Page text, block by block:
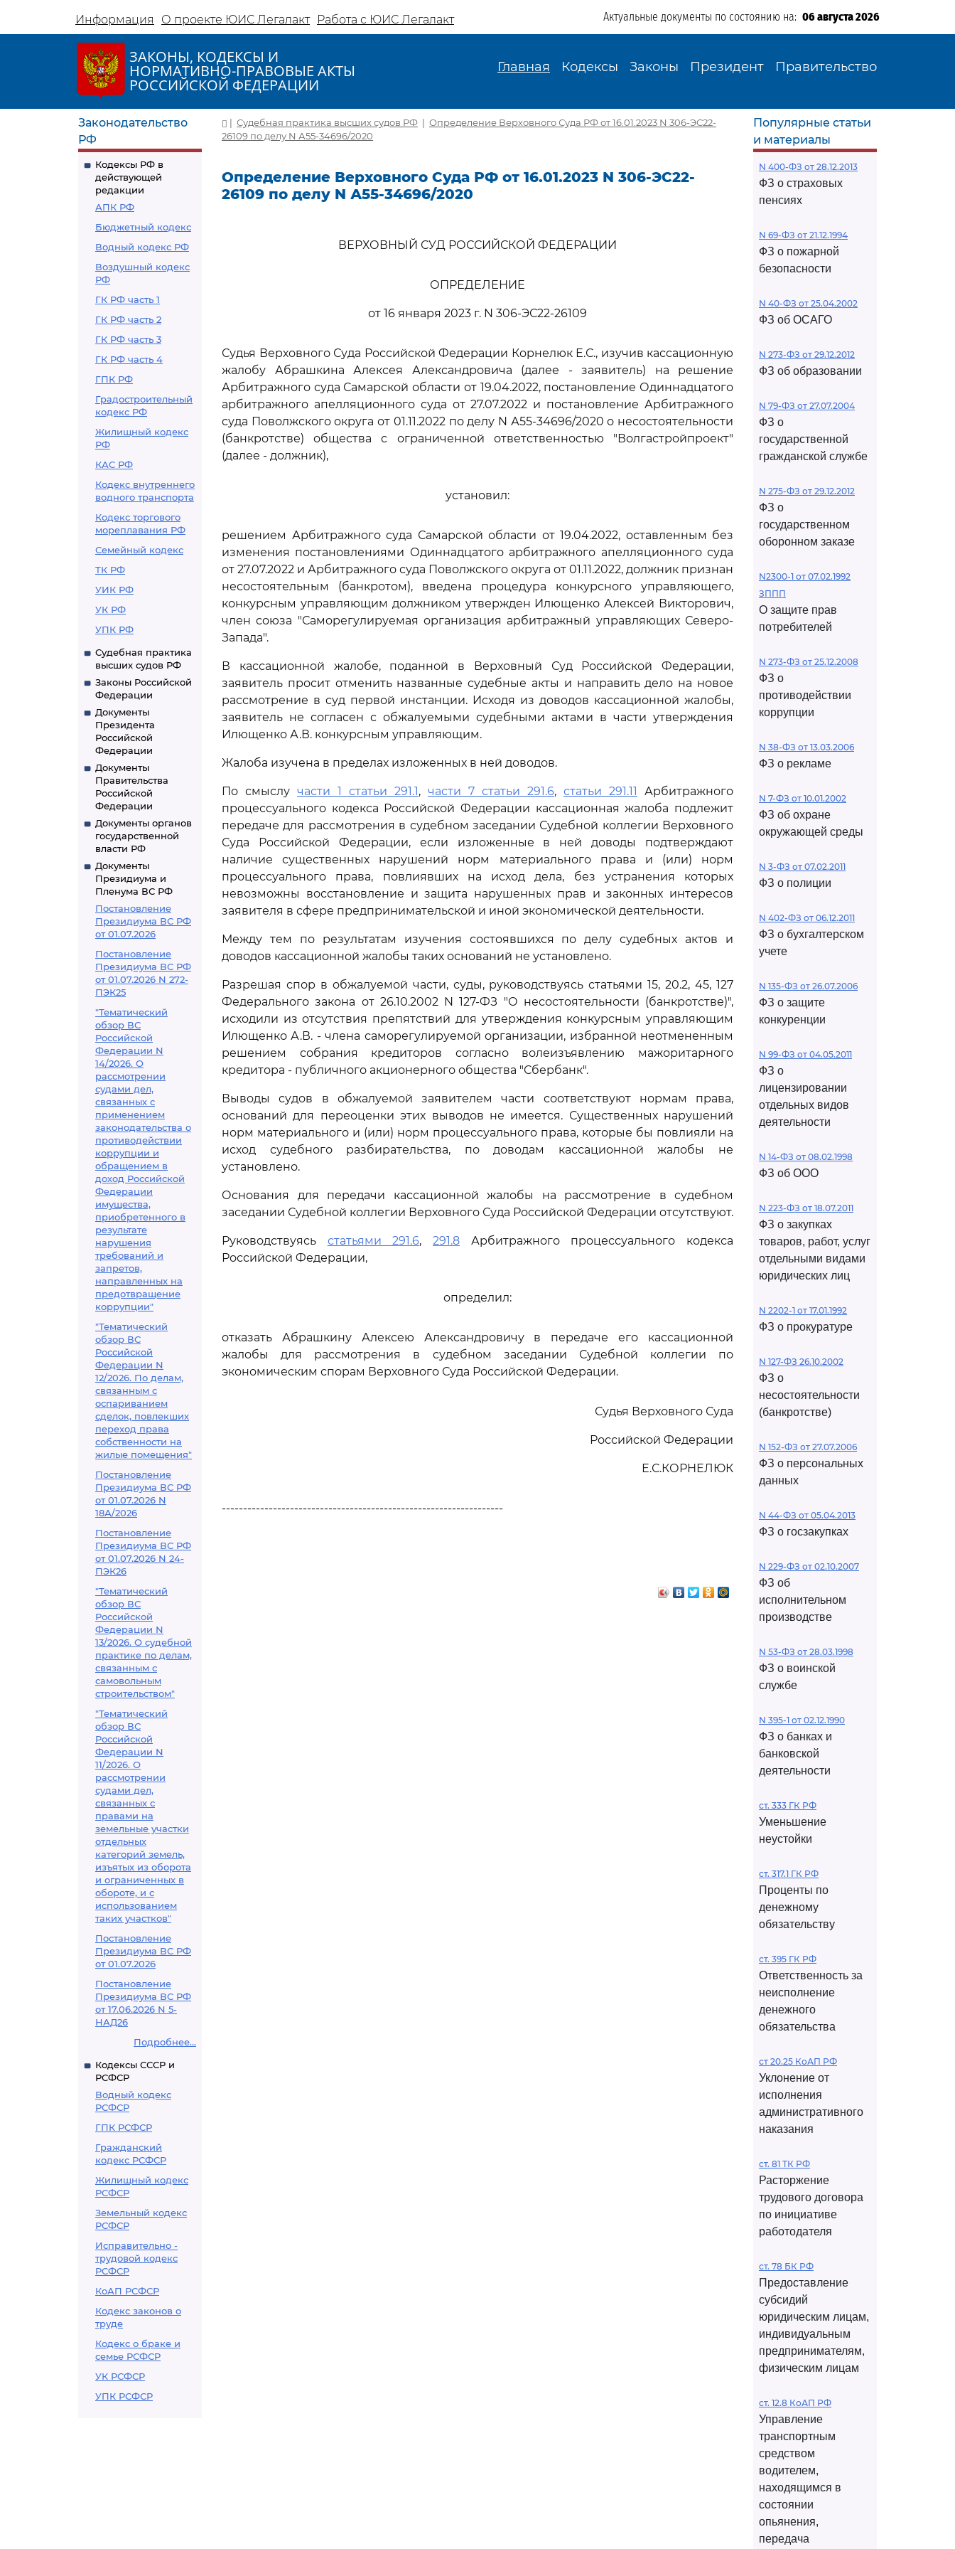
Информация О проекте ЮИС Легалакт Работа с ЮИС Легалакт Актуальные документы по состоянию на: 06 августа 2026
ЗАКОНЫ, КОДЕКСЫ И
НОРМАТИВНО-ПРАВОВЫЕ АКТЫ
РОССИЙСКОЙ ФЕДЕРАЦИИ
Главная Кодексы Законы Президент Правительство
Законодательство
РФ
Кодексы РФ в
действующей
редакции
АПК РФ
Бюджетный кодекс
Водный кодекс РФ
Воздушный кодекс
РФ
ГК РФ часть 1
ГК РФ часть 2
ГК РФ часть 3
ГК РФ часть 4
ГПК РФ
Градостроительный
кодекс РФ
Жилищный кодекс
РФ
КАС РФ
Кодекс внутреннего
водного транспорта
Кодекс торгового
мореплавания РФ
Семейный кодекс
ТК РФ
УИК РФ
УК РФ
УПК РФ
Судебная практика
высших судов РФ
Законы Российской
Федерации
Документы
Президента
Российской
Федерации
Документы
Правительства
Российской
Федерации
Документы органов
государственной
власти РФ
Документы
Президиума и
Пленума ВС РФ
Постановление
Президиума ВС РФ
от 01.07.2026
Постановление
Президиума ВС РФ
от 01.07.2026 N 272-
ПЭК25
"Тематический
обзор ВС
Российской
Федерации N
14/2026. О
рассмотрении
судами дел,
связанных с
применением
законодательства о
противодействии
коррупции и
обращением в
доход Российской
Федерации
имущества,
приобретенного в
результате
нарушения
требований и
запретов,
направленных на
предотвращение
коррупции"
"Тематический
обзор ВС
Российской
Федерации N
12/2026. По делам,
связанным с
оспариванием
сделок, повлекших
переход права
собственности на
жилые помещения"
Постановление
Президиума ВС РФ
от 01.07.2026 N
18А/2026
Постановление
Президиума ВС РФ
от 01.07.2026 N 24-
ПЭК26
"Тематический
обзор ВС
Российской
Федерации N
13/2026. О судебной
практике по делам,
связанным с
самовольным
строительством"
"Тематический
обзор ВС
Российской
Федерации N
11/2026. О
рассмотрении
судами дел,
связанных с
правами на
земельные участки
отдельных
категорий земель,
изъятых из оборота
и ограниченных в
обороте, и с
использованием
таких участков"
Постановление
Президиума ВС РФ
от 01.07.2026
Постановление
Президиума ВС РФ
от 17.06.2026 N 5-
НАД26
Подробнее...
Кодексы СССР и
РСФСР
Водный кодекс
РСФСР
ГПК РСФСР
Гражданский
кодекс РСФСР
Жилищный кодекс
РСФСР
Земельный кодекс
РСФСР
Исправительно -
трудовой кодекс
РСФСР
КоАП РСФСР
Кодекс законов о
труде
Кодекс о браке и
семье РСФСР
УК РСФСР
УПК РСФСР
| Судебная практика высших судов РФ | Определение Верховного Суда РФ от 16.01.2023 N 306-ЭС22-
26109 по делу N А55-34696/2020
Определение Верховного Суда РФ от 16.01.2023 N 306-ЭС22-
26109 по делу N А55-34696/2020
ВЕРХОВНЫЙ СУД РОССИЙСКОЙ ФЕДЕРАЦИИ
ОПРЕДЕЛЕНИЕ
от 16 января 2023 г. N 306-ЭС22-26109
Судья Верховного Суда Российской Федерации Корнелюк Е.С., изучив кассационную
жалобу Абрашкина Алексея Александровича (далее - заявитель) на решение
Арбитражного суда Самарской области от 19.04.2022, постановление Одиннадцатого
арбитражного апелляционного суда от 27.07.2022 и постановление Арбитражного
суда Поволжского округа от 01.11.2022 по делу N А55-34696/2020 о несостоятельности
(банкротстве) общества с ограниченной ответственностью "Волгастройпроект"
(далее - должник),
установил:
решением Арбитражного суда Самарской области от 19.04.2022, оставленным без
изменения постановлениями Одиннадцатого арбитражного апелляционного суда
от 27.07.2022 и Арбитражного суда Поволжского округа от 01.11.2022, должник признан
несостоятельным (банкротом), введена процедура конкурсного управляющего,
конкурсным управляющим должником утвержден Илющенко Алексей Викторович,
член союза "Саморегулируемая организация арбитражный управляющих Северо-
Запада".
В кассационной жалобе, поданной в Верховный Суд Российской Федерации,
заявитель просит отменить названные судебные акты и направить дело на новое
рассмотрение в суд первой инстанции. Исходя из доводов кассационной жалобы,
заявитель не согласен с обжалуемыми судебными актами в части утверждения
Илющенко А.В. конкурсным управляющим.
Жалоба изучена в пределах изложенных в ней доводов.
По смыслу части 1 статьи 291.1, части 7 статьи 291.6, статьи 291.11
Арбитражного
процессуального кодекса Российской Федерации кассационная жалоба подлежит
передаче для рассмотрения в судебном заседании Судебной коллегии Верховного
Суда Российской Федерации, если изложенные в ней доводы подтверждают
наличие существенных нарушений норм материального права и (или) норм
процессуального права, повлиявших на исход дела, без устранения которых
невозможны восстановление и защита нарушенных прав и законных интересов
заявителя в сфере предпринимательской и иной экономической деятельности.
Между тем по результатам изучения состоявшихся по делу судебных актов и
доводов кассационной жалобы таких оснований не установлено.
Разрешая спор в обжалуемой части, суды, руководствуясь статьями 15, 20.2, 45, 127
Федерального закона от 26.10.2002 N 127-ФЗ "О несостоятельности (банкротстве)",
исходили из отсутствия препятствий для утверждения конкурсным управляющим
Илющенко А.В. - члена саморегулируемой организации, избранной неотмененным
решением собрания кредиторов согласно волеизъявлению мажоритарного
кредитора - публичного акционерного общества "Сбербанк".
Выводы судов в обжалуемой заявителем части соответствуют нормам права,
оснований для переоценки этих выводов не имеется. Существенных нарушений
норм материального и (или) норм процессуального права, которые бы повлияли на
исход судебного разбирательства, по доводам кассационной жалобы не
установлено.
Основания для передачи кассационной жалобы на рассмотрение в судебном
заседании Судебной коллегии Верховного Суда Российской Федерации отсутствуют.
Руководствуясь статьями 291.6,291.8 Арбитражного процессуального кодекса
Российской Федерации,
определил:
отказать Абрашкину Алексею Александровичу в передаче его кассационной
жалобы для рассмотрения в судебном заседании Судебной коллегии по
экономическим спорам Верховного Суда Российской Федерации.
Судья Верховного Суда
Российской Федерации
Е.С.КОРНЕЛЮК
------------------------------------------------------------------
Популярные статьи
и материалы
N 400-ФЗ от 28.12.2013
ФЗ о страховых
пенсиях
N 69-ФЗ от 21.12.1994
ФЗ о пожарной
безопасности
N 40-ФЗ от 25.04.2002
ФЗ об ОСАГО
N 273-ФЗ от 29.12.2012
ФЗ об образовании
N 79-ФЗ от 27.07.2004
ФЗ о
государственной
гражданской службе
N 275-ФЗ от 29.12.2012
ФЗ о
государственном
оборонном заказе
N2300-1 от 07.02.1992
ЗППП
О защите прав
потребителей
N 273-ФЗ от 25.12.2008
ФЗ о
противодействии
коррупции
N 38-ФЗ от 13.03.2006
ФЗ о рекламе
N 7-ФЗ от 10.01.2002
ФЗ об охране
окружающей среды
N 3-ФЗ от 07.02.2011
ФЗ о полиции
N 402-ФЗ от 06.12.2011
ФЗ о бухгалтерском
учете
N 135-ФЗ от 26.07.2006
ФЗ о защите
конкуренции
N 99-ФЗ от 04.05.2011
ФЗ о
лицензировании
отдельных видов
деятельности
N 14-ФЗ от 08.02.1998
ФЗ об ООО
N 223-ФЗ от 18.07.2011
ФЗ о закупках
товаров, работ, услуг
отдельными видами
юридических лиц
N 2202-1 от 17.01.1992
ФЗ о прокуратуре
N 127-ФЗ 26.10.2002
ФЗ о
несостоятельности
(банкротстве)
N 152-ФЗ от 27.07.2006
ФЗ о персональных
данных
N 44-ФЗ от 05.04.2013
ФЗ о госзакупках
N 229-ФЗ от 02.10.2007
ФЗ об
исполнительном
производстве
N 53-ФЗ от 28.03.1998
ФЗ о воинской
службе
N 395-1 от 02.12.1990
ФЗ о банках и
банковской
деятельности
ст. 333 ГК РФ
Уменьшение
неустойки
ст. 317.1 ГК РФ
Проценты по
денежному
обязательству
ст. 395 ГК РФ
Ответственность за
неисполнение
денежного
обязательства
ст 20.25 КоАП РФ
Уклонение от
исполнения
административного
наказания
ст. 81 ТК РФ
Расторжение
трудового договора
по инициативе
работодателя
ст. 78 БК РФ
Предоставление
субсидий
юридическим лицам,
индивидуальным
предпринимателям,
физическим лицам
ст. 12.8 КоАП РФ
Управление
транспортным
средством
водителем,
находящимся в
состоянии
опьянения,
передача